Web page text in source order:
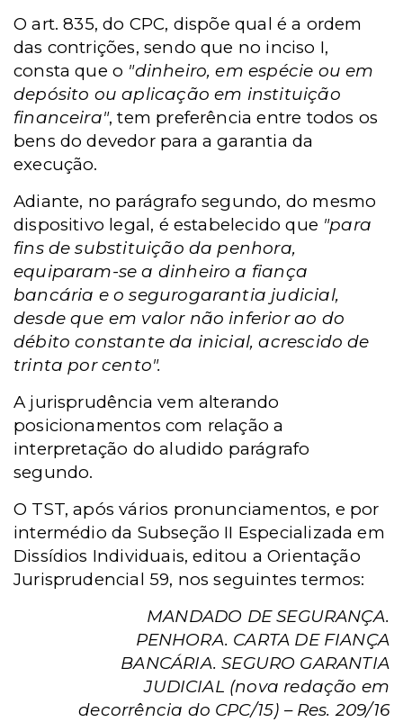
O art. 835, do CPC, dispõe qual é a ordem
das contrições, sendo que no inciso I,
consta que o "dinheiro, em espécie ou em
depósito ou aplicação em instituição
financeira", tem preferência entre todos os
bens do devedor para a garantia da
execução.
Adiante, no parágrafo segundo, do mesmo
dispositivo legal, é estabelecido que "para
fins de substituição da penhora,
equiparam-se a dinheiro a fiança
bancária e o segurogarantia judicial,
desde que em valor não inferior ao do
débito constante da inicial, acrescido de
trinta por cento".
A jurisprudência vem alterando
posicionamentos com relação a
interpretação do aludido parágrafo
segundo.
O TST, após vários pronunciamentos, e por
intermédio da Subseção II Especializada em
Dissídios Individuais, editou a Orientação
Jurisprudencial 59, nos seguintes termos:
MANDADO DE SEGURANÇA.
PENHORA. CARTA DE FIANÇA
BANCÁRIA. SEGURO GARANTIA
JUDICIAL (nova redação em
decorrência do CPC/15) – Res. 209/16